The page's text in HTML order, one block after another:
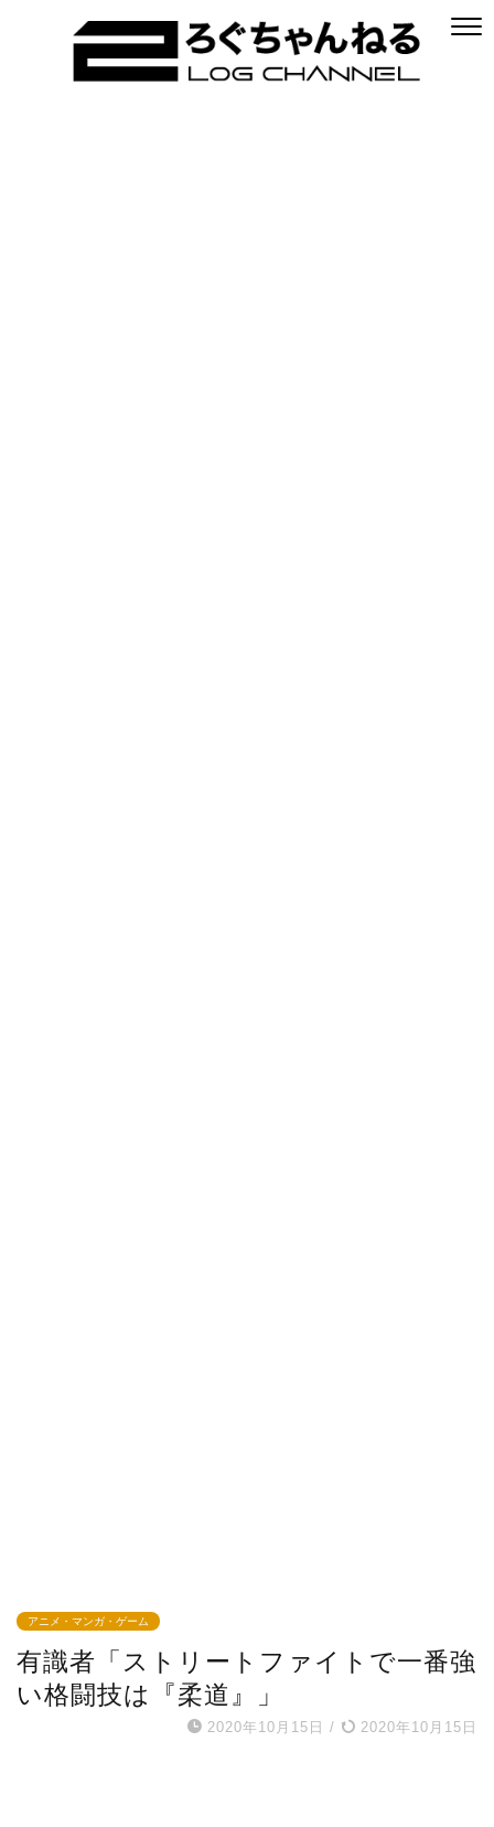
アニメ・マンガ・ゲーム
有識者「ストリートファイトで一番強
い格闘技は『柔道』」
2020年10月15日 / 2020年10月15日